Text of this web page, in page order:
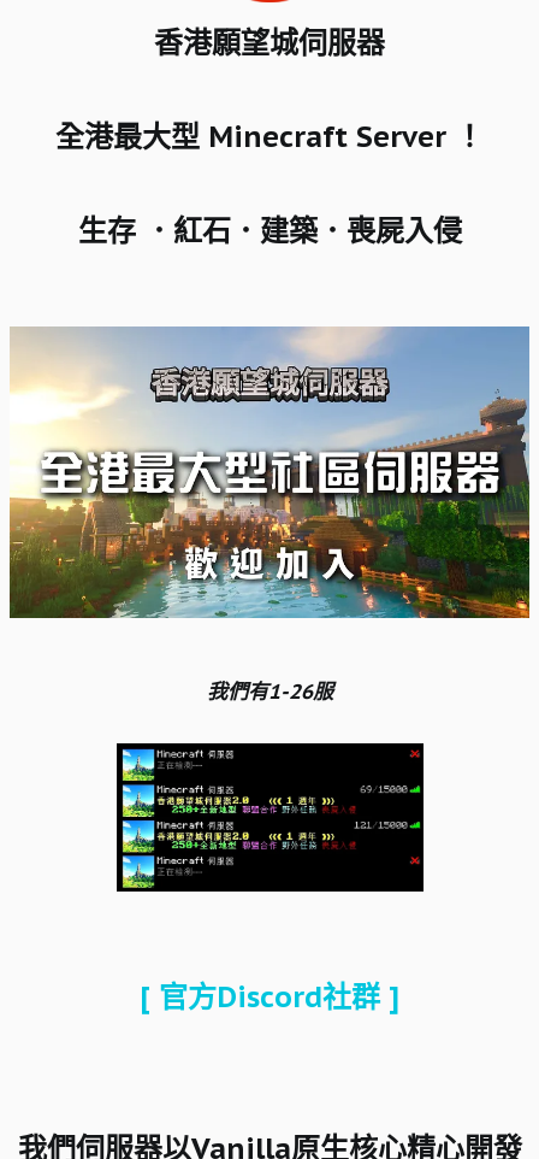
香港願望城伺服器​
全港最大型 Minecraft Server ！​
生存 ．紅石．建築．喪屍入侵​
我們有1-26服
[ 官方Discord社群 ]
我們伺服器以Vanilla原生核心精心開發​